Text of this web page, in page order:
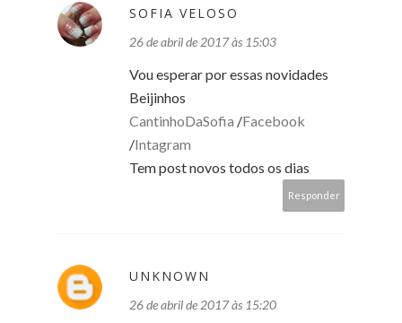
SOFIA VELOSO
26 de abril de 2017 às 15:03
Vou esperar por essas novidades
Beijinhos
CantinhoDaSofia /Facebook
/Intagram
Tem post novos todos os dias
Responder
UNKNOWN
26 de abril de 2017 às 15:20